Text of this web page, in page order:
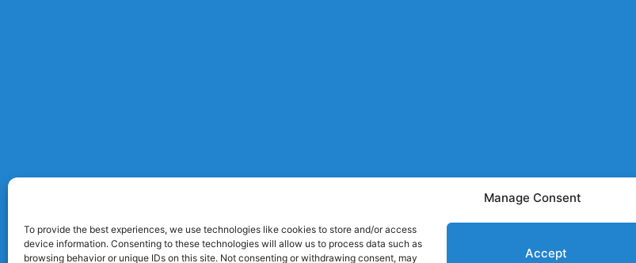
Manage Consent
To provide the best experiences, we use technologies like cookies to store and/or access
device information. Consenting to these technologies will allow us to process data such as
browsing behavior or unique IDs on this site. Not consenting or withdrawing consent, may
Accept